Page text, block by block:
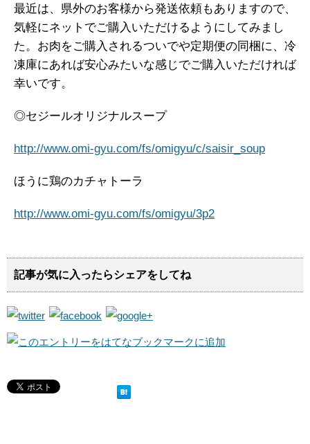
最近は、県外のお客様から発送依頼もありますので、
気軽にネットでご購入いただけるようにしてみまし
た。お肉をご購入されるついでや定期便の同梱に、冷
凍庫にあれば安心みたいな感じでご購入いただければ
幸いです。
◎セジールオリジナルスープ
http://www.omi-gyu.com/fs/omigyu/c/saisir_soup
ほうに鶏のカチャトーラ
http://www.omi-gyu.com/fs/omigyu/3p2
記事が気に入ったらシェアをしてね